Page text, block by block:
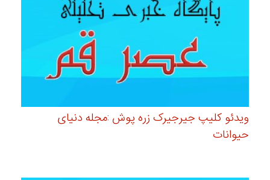
ویدئو کلیپ جیرجیرک زره پوش :مجله دنیای
حیوانات